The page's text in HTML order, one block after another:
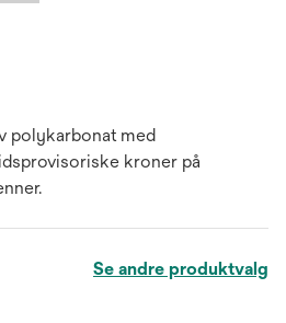
polykarbonat med
kroner på
Se andre produktvalg